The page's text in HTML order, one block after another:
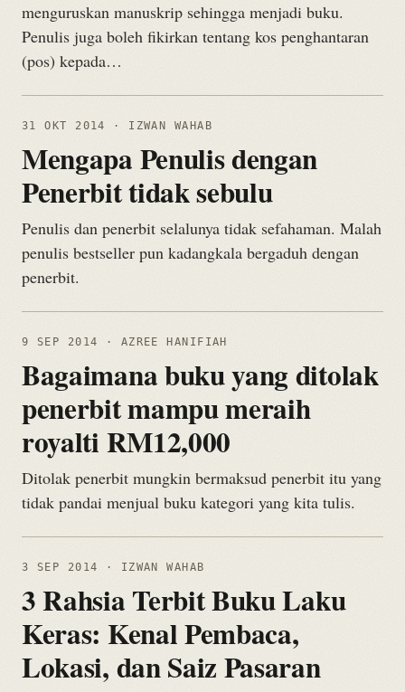
menguruskan manuskrip sehingga menjadi buku.
Penulis juga boleh fikirkan tentang kos penghantaran
(pos) kepada…
31 OKT 2014 · IZWAN WAHAB
Mengapa Penulis dengan
Penerbit tidak sebulu
Penulis dan penerbit selalunya tidak sefahaman. Malah
penulis bestseller pun kadangkala bergaduh dengan
penerbit.
9 SEP 2014 · AZREE HANIFIAH
Bagaimana buku yang ditolak
penerbit mampu meraih
royalti RM12,000
Ditolak penerbit mungkin bermaksud penerbit itu yang
tidak pandai menjual buku kategori yang kita tulis.
3 SEP 2014 · IZWAN WAHAB
3 Rahsia Terbit Buku Laku
Keras: Kenal Pembaca,
Lokasi, dan Saiz Pasaran